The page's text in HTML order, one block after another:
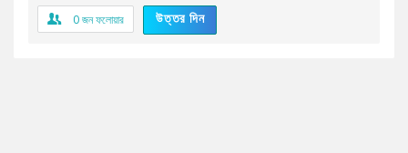
0জন ফলোয়ার উত্তর দিন